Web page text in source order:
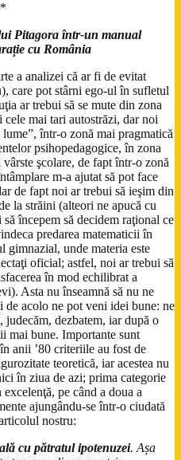
*
Pitagora într-un manual
cu România
a analizei că ar fi de evitat
care pot stârni ego-ul în sufletul
ar trebui să se mute din zona
cele mai tari autostrăzi, dar noi
într-o zonă mai pragmatică
psihopedagogice, în zona
şcolare, de fapt într-o zonă
m-a ajutat să pot face
de fapt noi ar trebui să ieşim din
la străini (alteori ne apucă cu
începem să decidem raţional ce
predarea matematicii în
gimnazial, unde materia este
oficial; astfel, noi ar trebui să
în mod echilibrat a
Asta nu înseamnă să nu ne
de acolo ne pot veni idei bune: ne
dezbatem, iar după o
mai bune. Importante sunt
anii ’80 criteriile au fost de
teoretică, iar acestea nu
în ziua de azi; prima categorie
pe când a doua a
ajungându-se într-o ciudată
nostru:
cu pătratul ipotenuzei. Așa